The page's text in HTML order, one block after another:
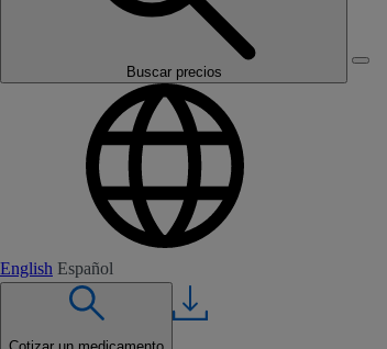
Buscar precios
English Español